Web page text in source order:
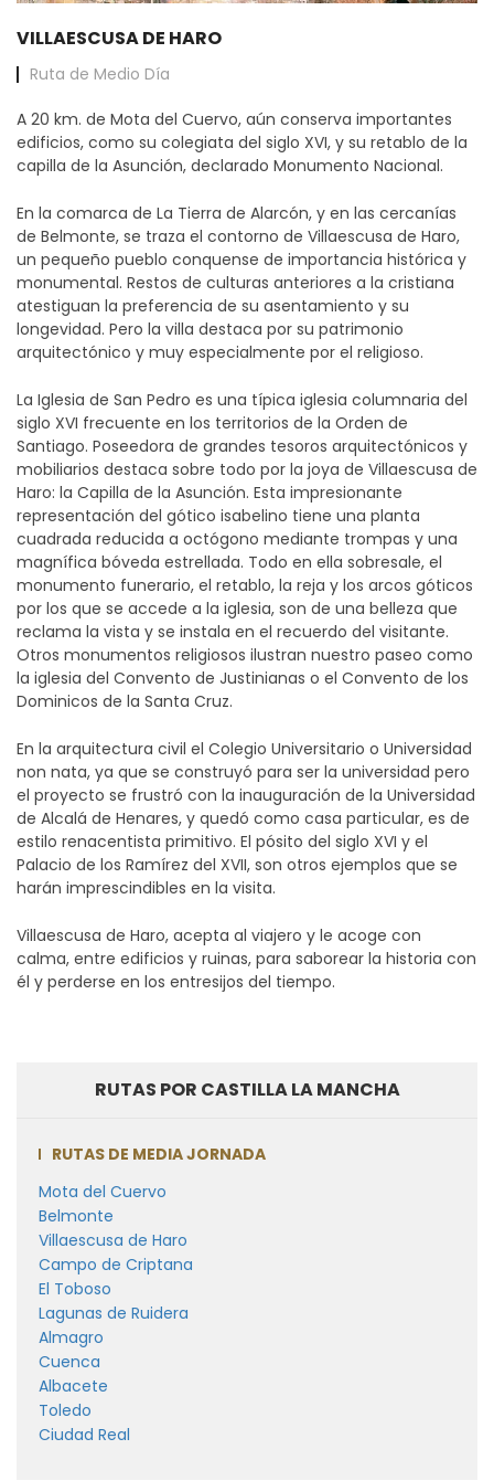
VILLAESCUSA DE HARO
Ruta de Medio Día
A 20 km. de Mota del Cuervo, aún conserva importantes
edificios, como su colegiata del siglo XVI, y su retablo de la
capilla de la Asunción, declarado Monumento Nacional.
En la comarca de La Tierra de Alarcón, y en las cercanías
de Belmonte, se traza el contorno de Villaescusa de Haro,
un pequeño pueblo conquense de importancia histórica y
monumental. Restos de culturas anteriores a la cristiana
atestiguan la preferencia de su asentamiento y su
longevidad. Pero la villa destaca por su patrimonio
arquitectónico y muy especialmente por el religioso.
La Iglesia de San Pedro es una típica iglesia columnaria del
siglo XVI frecuente en los territorios de la Orden de
Santiago. Poseedora de grandes tesoros arquitectónicos y
mobiliarios destaca sobre todo por la joya de Villaescusa de
Haro: la Capilla de la Asunción. Esta impresionante
representación del gótico isabelino tiene una planta
cuadrada reducida a octógono mediante trompas y una
magnífica bóveda estrellada. Todo en ella sobresale, el
monumento funerario, el retablo, la reja y los arcos góticos
por los que se accede a la iglesia, son de una belleza que
reclama la vista y se instala en el recuerdo del visitante.
Otros monumentos religiosos ilustran nuestro paseo como
la iglesia del Convento de Justinianas o el Convento de los
Dominicos de la Santa Cruz.
En la arquitectura civil el Colegio Universitario o Universidad
non nata, ya que se construyó para ser la universidad pero
el proyecto se frustró con la inauguración de la Universidad
de Alcalá de Henares, y quedó como casa particular, es de
estilo renacentista primitivo. El pósito del siglo XVI y el
Palacio de los Ramírez del XVII, son otros ejemplos que se
harán imprescindibles en la visita.
Villaescusa de Haro, acepta al viajero y le acoge con
calma, entre edificios y ruinas, para saborear la historia con
él y perderse en los entresijos del tiempo.
RUTAS POR CASTILLA LA MANCHA
RUTAS DE MEDIA JORNADA
Mota del Cuervo
Belmonte
Villaescusa de Haro
Campo de Criptana
El Toboso
Lagunas de Ruidera
Almagro
Cuenca
Albacete
Toledo
Ciudad Real